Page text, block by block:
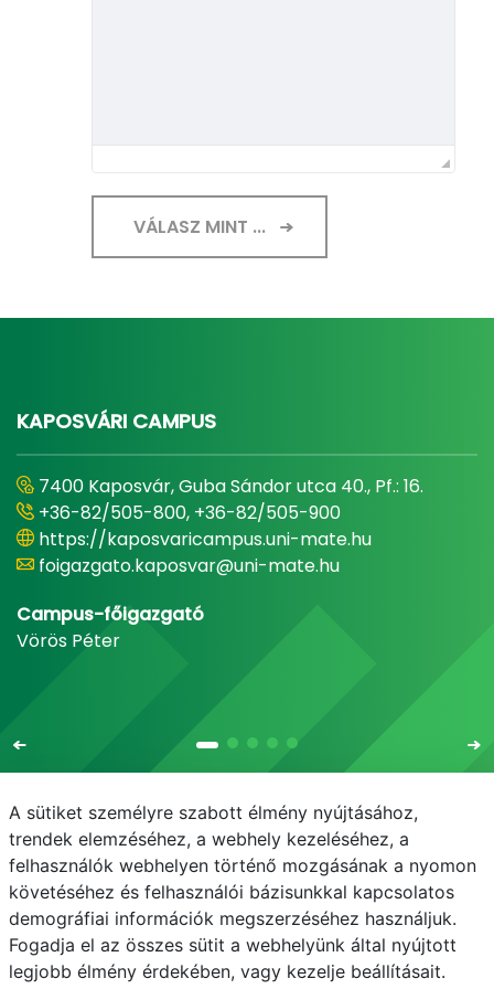
VÁLASZ MINT ...
KAPOSVÁRI CAMPUS
7400 Kaposvár, Guba Sándor utca 40., Pf.: 16.
+36-82/505-800, +36-82/505-900
https://kaposvaricampus.uni-mate.hu
foigazgato.kaposvar@uni-mate.hu
Campus-főigazgató
Vörös Péter
E-mail Telefonkönyv NEPTUN
E-learning
Adatvédelem
A sütiket személyre szabott élmény nyújtásához,
trendek elemzéséhez, a webhely kezeléséhez, a
felhasználók webhelyen történő mozgásának a nyomon
követéséhez és felhasználói bázisunkkal kapcsolatos
demográfiai információk megszerzéséhez használjuk.
Fogadja el az összes sütit a webhelyünk által nyújtott
legjobb élmény érdekében, vagy kezelje beállításait.